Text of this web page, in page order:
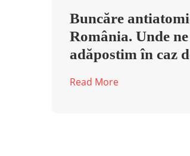
Buncăre
România. Unde ne
adăpostim în caz
Read More